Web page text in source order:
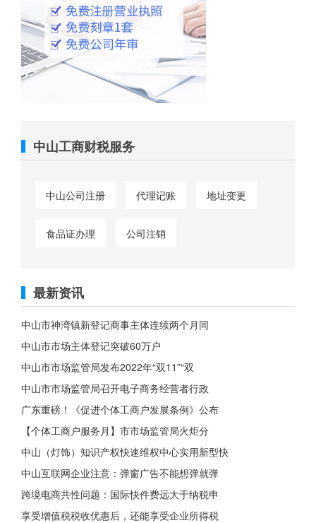
中山工商财税服务
中山公司注册 代理记账 地址变更
食品证办理 公司注销
最新资讯
中山市神湾镇新登记商事主体连续两个月同
中山市市场主体登记突破60万户
中山市市场监管局发布2022年“双11”“双
中山市市场监管局召开电子商务经营者行政
广东重磅！《促进个体工商户发展条例》公布
【个体工商户服务月】市市场监管局火炬分
中山（灯饰）知识产权快速维权中心实用新型快
中山互联网企业注意：弹窗广告不能想弹就弹
跨境电商共性问题：国际快件费远大于纳税申
享受增值税税收优惠后，还能享受企业所得税